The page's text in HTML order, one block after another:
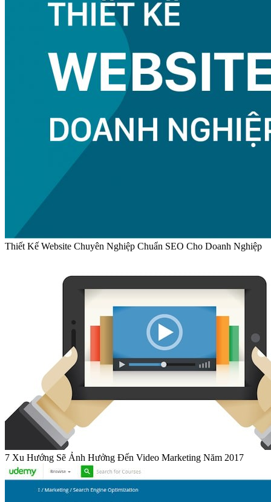
Thiết Kế Website Chuyên Nghiệp Chuẩn SEO Cho Doanh Nghiệp
7 Xu Hướng Sẽ Ảnh Hưởng Đến Video Marketing Năm 2017